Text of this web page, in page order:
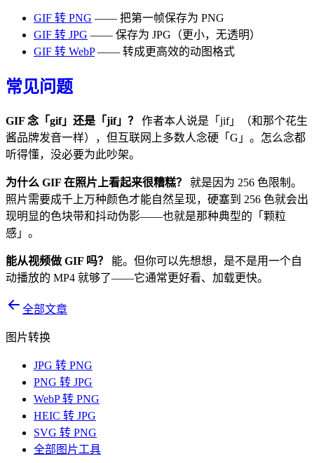
GIF 转 PNG —— 把第一帧保存为 PNG
GIF 转 JPG —— 保存为 JPG（更小，无透明）
GIF 转 WebP—— 转成更高效的动图格式
常见问题
GIF 念「gif」还是「jif」？
作者本人说是「jif」（和那个花生
酱品牌发音一样），但互联网上多数人念硬「G」。怎么念都
听得懂，没必要为此吵架。
为什么 GIF 在照片上看起来很糟糕？
就是因为 256 色限制。
照片需要成千上万种颜色才能自然呈现，硬塞到 256 色就会出
现明显的色块带和抖动伪影——也就是那种典型的「颗粒
感」。
能从视频做 GIF 吗？
能。但你可以先想想，是不是用一个自
动播放的 MP4 就够了——它通常更好看、加载更快。
全部文章
图片转换
JPG 转 PNG
PNG 转 JPG
WebP 转 PNG
HEIC 转 JPG
SVG 转 PNG
全部图片工具